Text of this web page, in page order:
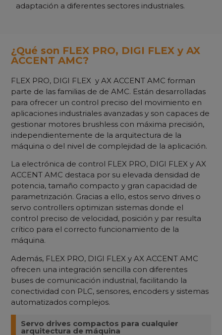
adaptación a diferentes sectores industriales.
¿Qué son FLEX PRO, DIGI FLEX y AX
ACCENT AMC?
FLEX PRO, DIGI FLEX y AX ACCENT AMC forman
parte de las familias de de AMC. Están desarrolladas
para ofrecer un control preciso del movimiento en
aplicaciones industriales avanzadas y son capaces de
gestionar motores brushless con máxima precisión,
independientemente de la arquitectura de la
máquina o del nivel de complejidad de la aplicación.
La electrónica de control FLEX PRO, DIGI FLEX y AX
ACCENT AMC destaca por su elevada densidad de
potencia, tamaño compacto y gran capacidad de
parametrización. Gracias a ello, estos servo drives o
servo controllers optimizan sistemas donde el
control preciso de velocidad, posición y par resulta
crítico para el correcto funcionamiento de la
máquina.
Además, FLEX PRO, DIGI FLEX y AX ACCENT AMC
ofrecen una integración sencilla con diferentes
buses de comunicación industrial, facilitando la
conectividad con PLC, sensores, encoders y sistemas
automatizados complejos.
Servo drives compactos para cualquier
arquitectura de máquina